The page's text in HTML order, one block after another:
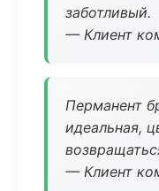
заботливый.
— Клиент
Перманент
идеальная,
— Клиент